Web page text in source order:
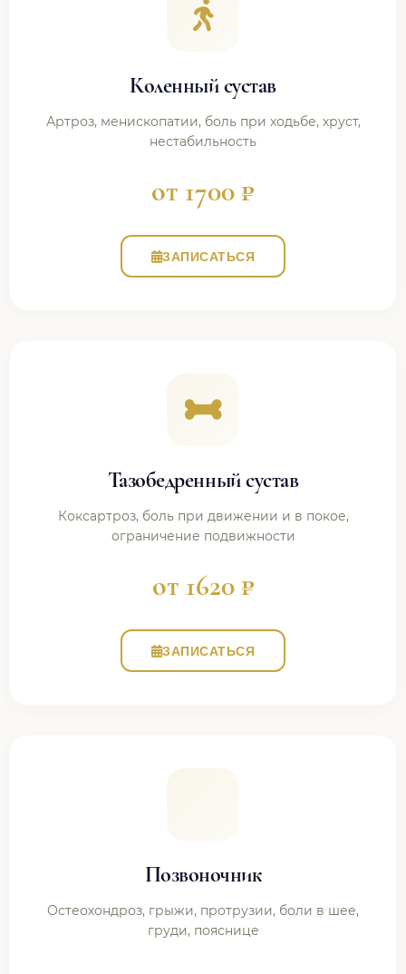
Коленный сустав
Артроз, менископатии, боль при ходьбе, хруст,
нестабильность
от 1700 ₽
ЗАПИСАТЬСЯ
Тазобедренный сустав
Коксартроз, боль при движении и в покое,
ограничение подвижности
от 1620 ₽
ЗАПИСАТЬСЯ
Позвоночник
Остеохондроз, грыжи, протрузии, боли в шее,
груди, пояснице